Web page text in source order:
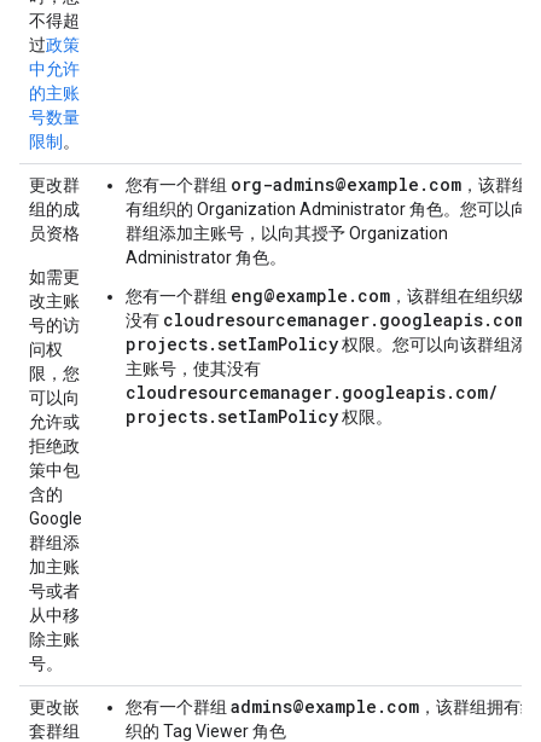
不得超
过政策
中允许
的主账
号数量
限制 。
更改群
组的成
员资格
如需更
改主账
号的访
问权
限，您
可以向
允许或
拒绝政
策中包
含的
Google
群组添
加主账
号或者
从中移
除主账
号。
您有一个群组 org-admins@example.com ，该群组
有组织的 Organization Administrator 角色。您可以向
群组添加主账号，以向其授予 Organization
Administrator 角色。
您有一个群组 eng@example.com ，该群组在组织级层
没有 cloudresourcemanager.googleapis.com/
projects.setIamPolicy权限。您可以向该群组添
主账号，使其没有
cloudresourcemanager.googleapis.com/
projects.setIamPolicy权限。
更改嵌
套群组
您有一个群组 admins@example.com ，该群组拥有组
织的 Tag Viewer 角色